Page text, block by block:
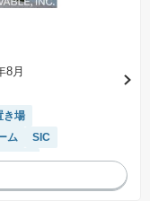
8月
き場
ム
SIC
チン
ターホン